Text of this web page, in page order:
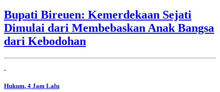
Bupati Bireuen: Kemerdekaan Sejati
Dimulai dari Membebaskan Anak Bangsa
dari Kebodohan
Hukum, 4 Jam Lalu